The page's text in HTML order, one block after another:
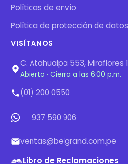
Políticas de envío
Política de protección de
VISÍTANOS
C. Atahualpa 553, Miraflores
Abierto · Cierra a las 6:00 p.m.
(01) 200 0550
937 590 906
ventas@belgrand.com.pe
Libro de Reclamaciones